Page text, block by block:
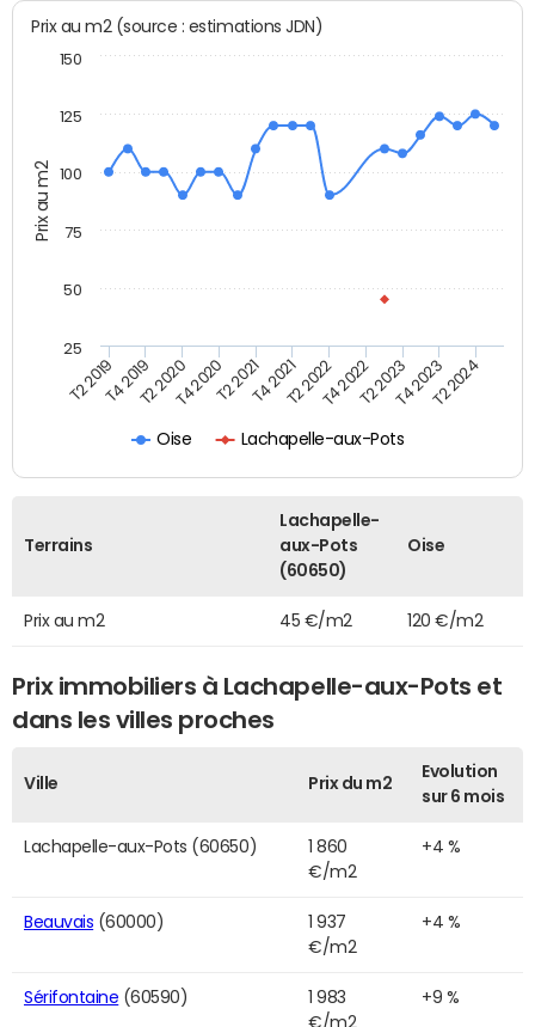
Prix au m2
Prix au m2 (source : estimations JDN)
Oise Lachapelle-aux-Pots
T2 2019T4 2019T2 2020T4 2020T2 2021T4 2021T2 2022T4 2022T2 2023T4 2023T2 2024
25
50
75
100
125
150
Terrains
Lachapelle-
aux-Pots
(60650)
Oise
Prix au m2 45 €/m2 120 €/m2
Prix immobiliers à Lachapelle-aux-Pots et
dans les villes proches
Ville Prix du m2
Evolution
sur 6 mois
Lachapelle-aux-Pots (60650)
1 860
€/m2
+4 %
Beauvais (60000)
1 937
€/m2
+4 %
Sérifontaine (60590)
1 983
€/m2
+9 %